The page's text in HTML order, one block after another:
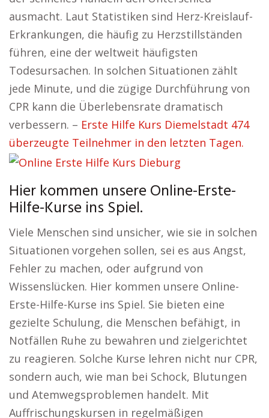
ausmacht. Laut Statistiken sind Herz-Kreislauf-
Erkrankungen, die häufig zu Herzstillständen
führen, eine der weltweit häufigsten
Todesursachen. In solchen Situationen zählt
jede Minute, und die zügige Durchführung von
CPR kann die Überlebensrate dramatisch
verbessern. – Erste Hilfe Kurs Diemelstadt 474
überzeugte Teilnehmer in den letzten Tagen.
Hier kommen unsere Online-Erste-
Hilfe-Kurse ins Spiel.
Viele Menschen sind unsicher, wie sie in solchen
Situationen vorgehen sollen, sei es aus Angst,
Fehler zu machen, oder aufgrund von
Wissenslücken. Hier kommen unsere Online-
Erste-Hilfe-Kurse ins Spiel. Sie bieten eine
gezielte Schulung, die Menschen befähigt, in
Notfällen Ruhe zu bewahren und zielgerichtet
zu reagieren. Solche Kurse lehren nicht nur CPR,
sondern auch, wie man bei Schock, Blutungen
und Atemwegsproblemen handelt. Mit
Auffrischungskursen in regelmäßigen